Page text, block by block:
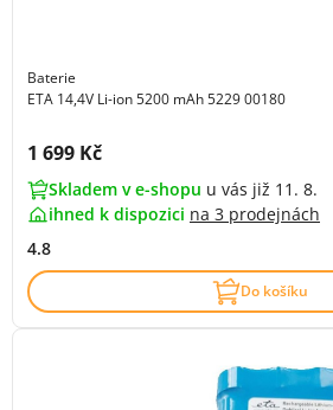
Baterie
ETA 14,4V Li-ion 5200 mAh 5229 00180
Cena s DPH:
1 699 Kč
Skladem v e-shopu u vás již 11. 8.
ihned k dispozici na 3 prodejnách
4.8
Do košíku